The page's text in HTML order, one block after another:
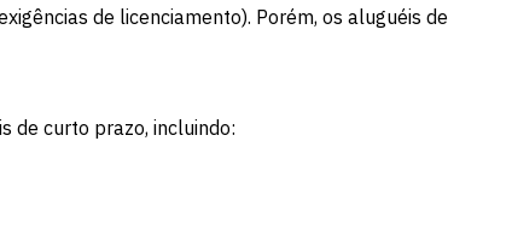
de licenciamento). Porém, os aluguéis de
de curto prazo, incluindo: